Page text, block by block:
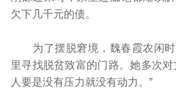
欠下几千元的债。
为了摆脱窘境，魏春霞农闲时
里寻找脱贫致富的门路。她多次对
人要是没有压力就没有动力。”